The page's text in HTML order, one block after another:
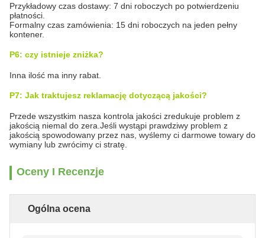
Przykładowy czas dostawy: 7 dni roboczych po potwierdzeniu
płatności.
Formalny czas zamówienia: 15 dni roboczych na jeden pełny
kontener.
P6: czy istnieje zniżka?
Inna ilość ma inny rabat.
P7: Jak traktujesz reklamację dotyczącą jakości?
Przede wszystkim nasza kontrola jakości zredukuje problem z
jakością niemal do zera.Jeśli wystąpi prawdziwy problem z
jakością spowodowany przez nas, wyślemy ci darmowe towary do
wymiany lub zwrócimy ci stratę.
Oceny I Recenzje
Ogólna ocena